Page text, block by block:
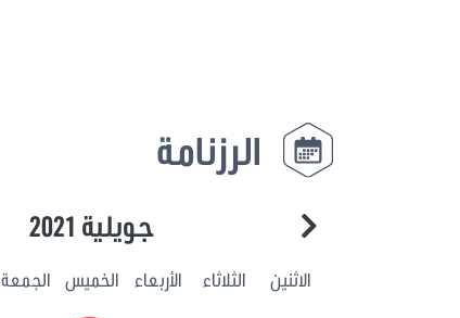
الرزنامة
جويلية 2021
الاثنين الثلاثاء الأربعاء الخميس الجمعة